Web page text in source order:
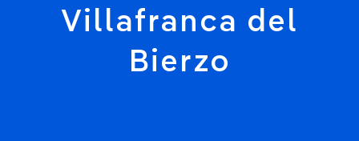
Villafranca del
Bierzo